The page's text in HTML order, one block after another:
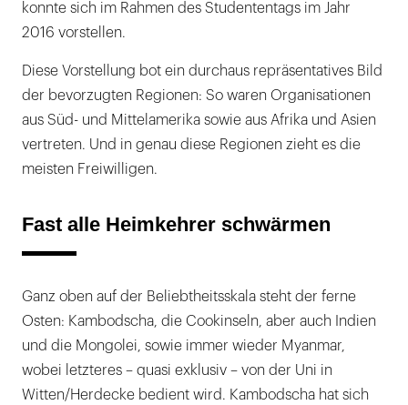
konnte sich im Rahmen des Studententags im Jahr
2016 vorstellen.
Diese Vorstellung bot ein durchaus repräsentatives Bild
der bevorzugten Regionen: So waren Organisationen
aus Süd- und Mittelamerika sowie aus Afrika und Asien
vertreten. Und in genau diese Regionen zieht es die
meisten Freiwilligen.
Fast alle Heimkehrer schwärmen
Ganz oben auf der Beliebtheitsskala steht der ferne
Osten: Kambodscha, die Cookinseln, aber auch Indien
und die Mongolei, sowie immer wieder Myanmar,
wobei letzteres – quasi exklusiv – von der Uni in
Witten/Herdecke bedient wird. Kambodscha hat sich